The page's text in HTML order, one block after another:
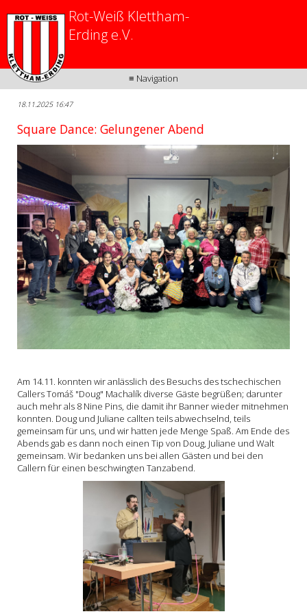
≡ Navigation
Rot-Weiß Klettham-
Erding e.V.
18.11.2025 16:47
Square Dance: Gelungener Abend
Am 14.11. konnten wir anlässlich des Besuchs des tschechischen
Callers Tomáš "Doug" Machalík diverse Gäste begrüßen; darunter
auch mehr als 8 Nine Pins, die damit ihr Banner wieder mitnehmen
konnten. Doug und Juliane callten teils abwechselnd, teils
gemeinsam für uns, und wir hatten jede Menge Spaß. Am Ende des
Abends gab es dann noch einen Tip von Doug, Juliane und Walt
gemeinsam. Wir bedanken uns bei allen Gästen und bei den
Callern für einen beschwingten Tanzabend.